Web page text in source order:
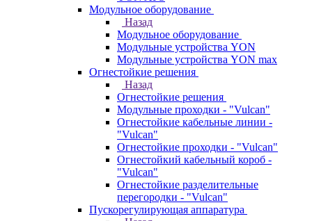
Модульное оборудование
Назад
Модульное оборудование
Модульные устройства YON
Модульные устройства YON max
Огнестойкие решения
Назад
Огнестойкие решения
Модульные проходки - "Vulcan"
Огнестойкие кабельные линии -
"Vulcan"
Огнестойкие проходки - "Vulcan"
Огнестойкий кабельный короб -
"Vulcan"
Огнестойкие разделительные
перегородки - "Vulcan"
Пускорегулирующая аппаратура